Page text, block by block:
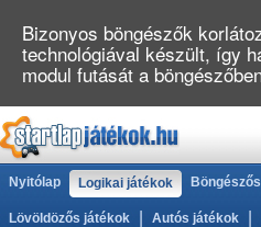
Nyitólap Logikai játékok
Lövöldözős játékok Autós játékok
Bizonyos böngészők
technológiával készült, így
modul futását a